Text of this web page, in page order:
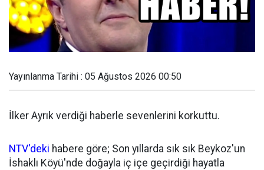
Yayınlanma Tarihi : 05 Ağustos 2026 00:50
İlker Ayrık verdiği haberle sevenlerini korkuttu.
NTV'deki habere göre; Son yıllarda sık sık Beykoz'un
İshaklı Köyü'nde doğayla iç içe geçirdiği hayatla